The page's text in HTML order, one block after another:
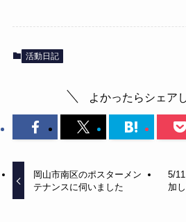
活動日記
よかったらシェア
岡山市南区のポスターメン
テナンスに伺いました
5/
加